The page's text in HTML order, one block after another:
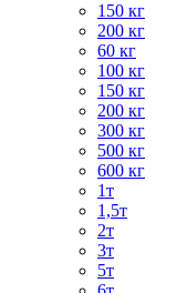
150 кг
200 кг
60 кг
100 кг
150 кг
200 кг
300 кг
500 кг
600 кг
1т
1,5т
2т
3т
5т